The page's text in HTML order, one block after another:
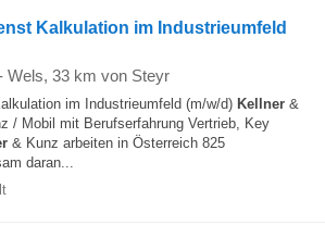
Kalkulation im Industrieumfeld
Wels, 33 km von Steyr
im Industrieumfeld (m/w/d) Kellner &
/ Mobil mit Berufserfahrung Vertrieb, Key
& Kunz arbeiten in Österreich 825
daran...